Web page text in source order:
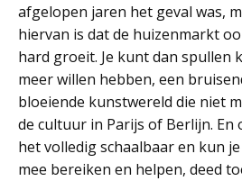
afgelopen jaren het geval was,
hiervan is dat de huizenmarkt
hard groeit. Je kunt dan spullen
meer willen hebben, een
bloeiende kunstwereld die niet
de cultuur in Parijs of Berlijn. En
het volledig schaalbaar en kun
mee bereiken en helpen, deed